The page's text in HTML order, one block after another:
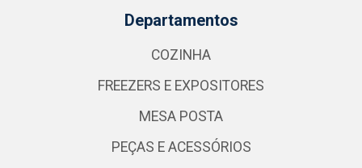
Departamentos
COZINHA
FREEZERS E EXPOSITORES
MESA POSTA
PEÇAS E ACESSÓRIOS